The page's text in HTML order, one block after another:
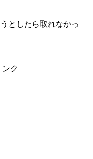
としたら取れなかっ
ク